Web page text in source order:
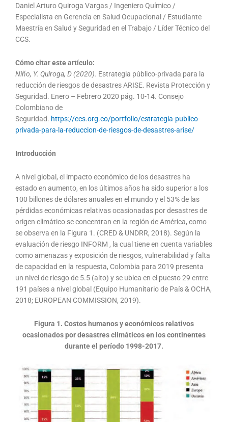
Daniel Arturo Quiroga Vargas / Ingeniero Químico /
Especialista en Gerencia en Salud Ocupacional / Estudiante
Maestría en Salud y Seguridad en el Trabajo / Líder Técnico del
CCS.
Cómo citar este artículo:
Niño, Y. Quiroga, D (2020). Estrategia público-privada para la
reducción de riesgos de desastres ARISE. Revista Protección y
Seguridad. Enero – Febrero 2020 pág. 10-14. Consejo
Colombiano de
Seguridad. https://ccs.org.co/portfolio/estrategia-publico-
privada-para-la-reduccion-de-riesgos-de-desastres-arise/
Introducción
A nivel global, el impacto económico de los desastres ha
estado en aumento, en los últimos años ha sido superior a los
100 billones de dólares anuales en el mundo y el 53% de las
pérdidas económicas relativas ocasionadas por desastres de
origen climático se concentran en la región de América, como
se observa en la Figura 1. (CRED & UNDRR, 2018). Según la
evaluación de riesgo INFORM , la cual tiene en cuenta variables
como amenazas y exposición de riesgos, vulnerabilidad y falta
de capacidad en la respuesta, Colombia para 2019 presenta
un nivel de riesgo de 5.5 (alto) y se ubica en el puesto 29 entre
191 países a nivel global (Equipo Humanitario de País & OCHA,
2018; EUROPEAN COMMISSION, 2019).
Figura 1. Costos humanos y económicos relativos
ocasionados por desastres climáticos en los continentes
durante el período 1998-2017.